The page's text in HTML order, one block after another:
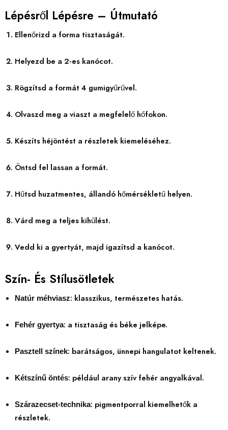
Lépésről Lépésre – Útmutató
Ellenőrizd a forma tisztaságát.
Helyezd be a 2-es kanócot.
Rögzítsd a formát 4 gumigyűrűvel.
Olvaszd meg a viaszt a megfelelő hőfokon.
Készíts héjöntést a részletek kiemeléséhez.
Öntsd fel lassan a formát.
Hűtsd huzatmentes, állandó hőmérsékletű helyen.
Várd meg a teljes kihűlést.
Vedd ki a gyertyát, majd igazítsd a kanócot.
Szín- És Stílusötletek
Natúr méhviasz: klasszikus, természetes hatás.
Fehér gyertya: a tisztaság és béke jelképe.
Pasztell színek: barátságos, ünnepi hangulatot keltenek.
Kétszínű öntés: például arany szív fehér angyalkával.
Szárazecset-technika: pigmentporral kiemelhetők a
részletek.